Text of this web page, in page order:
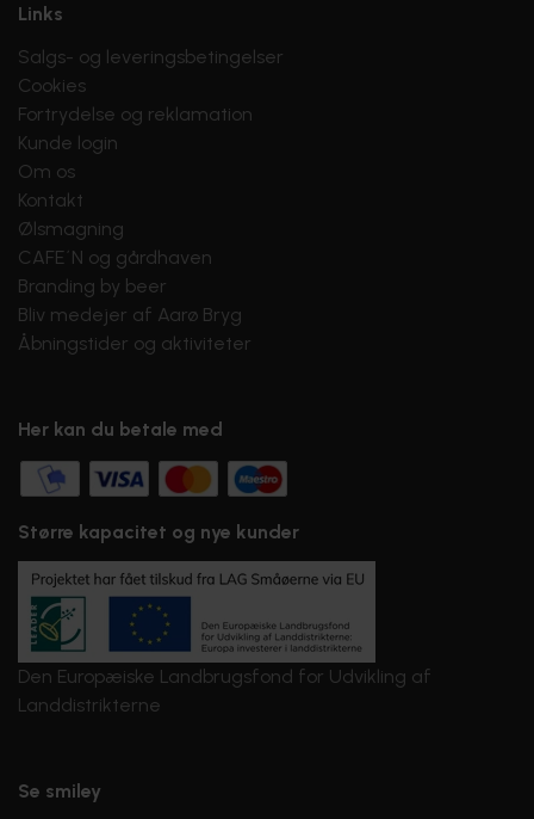
Links
Salgs- og leveringsbetingelser
Cookies
Fortrydelse og reklamation
Kunde login
Om os
Kontakt
Ølsmagning
CAFE´N og gårdhaven
Branding by beer
Bliv medejer af Aarø Bryg
Åbningstider og aktiviteter
Her kan du betale med
Større kapacitet og nye kunder
Den Europæiske Landbrugsfond for Udvikling af
Landdistrikterne
Se smiley